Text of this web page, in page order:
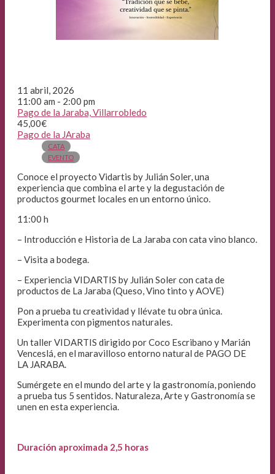
11 abril, 2026
11:00 am - 2:00 pm
Pago de la Jaraba, Villarrobledo
45,00€
Pago de la JAraba
CATA
EVENTO
Conoce el proyecto Vidartis by Julián Soler, una
experiencia que combina el arte y la degustación de
productos gourmet locales en un entorno único.
11:00 h
– Introducción e Historia de La Jaraba con cata vino blanco.
– Visita a bodega.
– Experiencia VIDARTIS by Julián Soler con cata de
productos de La Jaraba (Queso, Vino tinto y AOVE)
Pon a prueba tu creatividad y llévate tu obra única.
Experimenta con pigmentos naturales.
Un taller VIDARTIS dirigido por Coco Escribano y Marián
Venceslá, en el maravilloso entorno natural de PAGO DE
LA JARABA.
Sumérgete en el mundo del arte y la gastronomía, poniendo
a prueba tus 5 sentidos. Naturaleza, Arte y Gastronomía se
unen en esta experiencia.
Duración aproximada 2,5 horas